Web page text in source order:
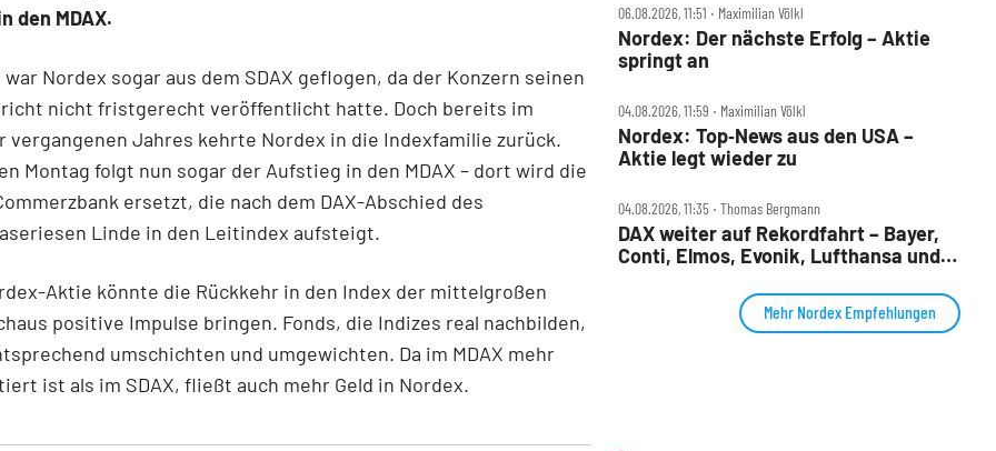
den MDAX.
war Nordex sogar aus dem SDAX geflogen, da der Konzern seinen
nicht fristgerecht veröffentlicht hatte. Doch bereits im
vergangenen Jahres kehrte Nordex in die Indexfamilie zurück.
Montag folgt nun sogar der Aufstieg in den MDAX – dort wird die
ersetzt, die nach dem DAX-Abschied des
Linde in den Leitindex aufsteigt.
Aktie könnte die Rückkehr in den Index der mittelgroßen
positive Impulse bringen. Fonds, die Indizes real nachbilden,
umschichten und umgewichten. Da im MDAX mehr
ist als im SDAX, fließt auch mehr Geld in Nordex.
06.08.2026, 11:51 ‧ Maximilian Völkl
Nordex: Der nächste Erfolg – Aktie
springt an
04.08.2026, 11:59 ‧ Maximilian Völkl
Nordex: Top‑News aus den USA –
Aktie legt wieder zu
04.08.2026, 11:35 ‧ Thomas Bergmann
DAX weiter auf Rekordfahrt – Bayer,
Conti, Elmos, Evonik, Lufthansa und
Mehr Nordex Empfehlungen